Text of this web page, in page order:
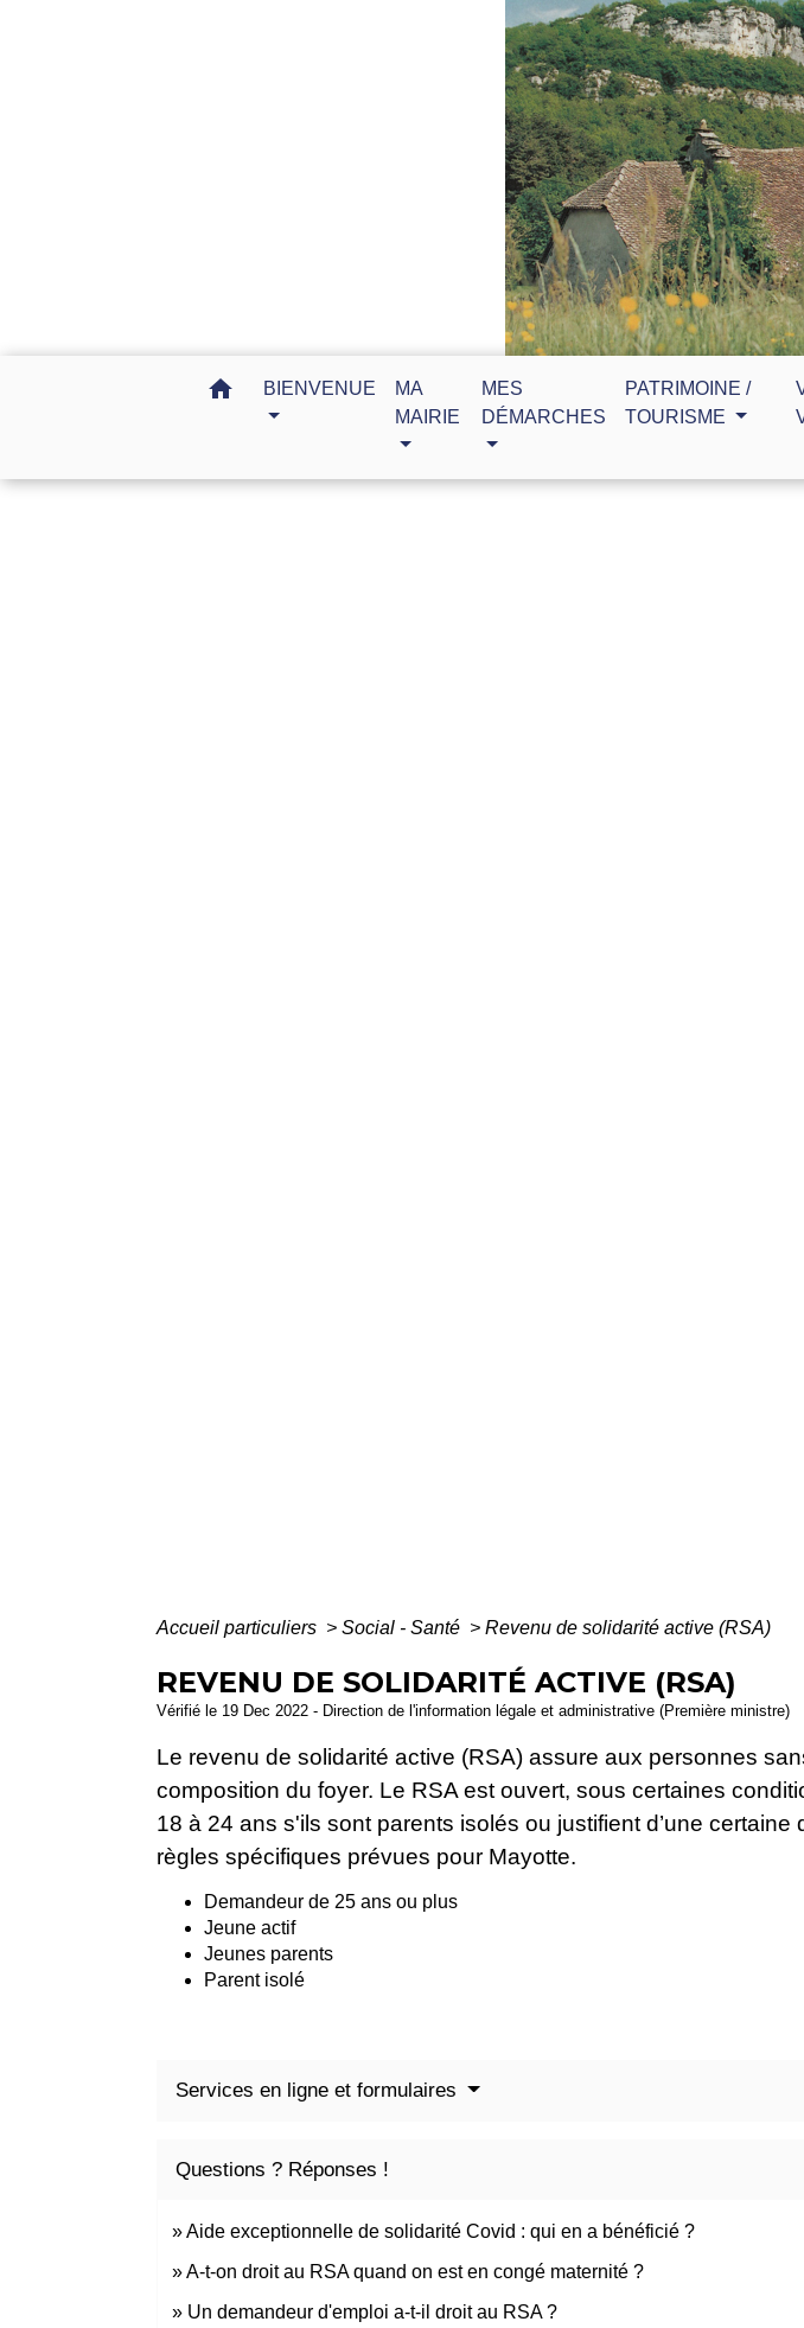
home BIENVENUE
MA
MAIRIE
MES
DÉMARCHES
PATRIMOINE /
TOURISME
Accueil particuliers > Social - Santé > Revenu de solidarité active (RSA)
REVENU DE SOLIDARITÉ ACTIVE (RSA)
Vérifié le 19 Dec 2022 - Direction de l'information légale et administrative (Première ministre)
Le revenu de solidarité active (RSA) assure aux personnes
composition du foyer. Le RSA est ouvert, sous certaines
18 à 24 ans s'ils sont parents isolés ou justifient d’une
règles spécifiques prévues pour Mayotte.
Demandeur de 25 ans ou plus
Jeune actif
Jeunes parents
Parent isolé
Services en ligne et formulaires
Questions ? Réponses !
Aide exceptionnelle de solidarité Covid : qui en a bénéficié ?
A-t-on droit au RSA quand on est en congé maternité ?
Un demandeur d'emploi a-t-il droit au RSA ?